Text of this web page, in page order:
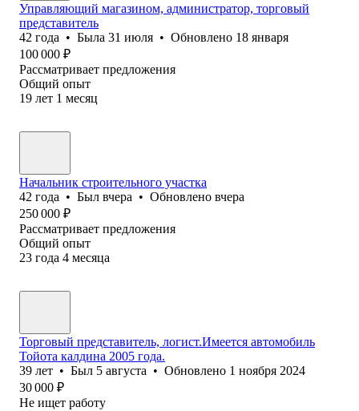
Управляющий магазином, администратор, торговый
представитель
42 года • Была 31 июля • Обновлено 18 января
100 000 ₽
Рассматривает предложения
Общий опыт
19 лет 1 месяц
Начальник строительного участка
42 года • Был вчера • Обновлено вчера
250 000 ₽
Рассматривает предложения
Общий опыт
23 года 4 месяца
Торговый представитель, логист.Имеется автомобиль
Тойота калдина 2005 года.
39 лет • Был 5 августа • Обновлено 1 ноября 2024
30 000 ₽
Не ищет работу